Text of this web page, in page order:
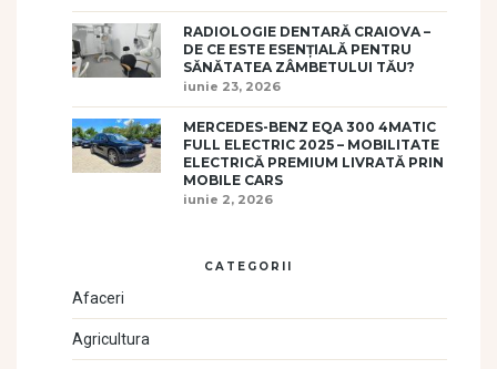
RADIOLOGIE DENTARĂ CRAIOVA –
DE CE ESTE ESENȚIALĂ PENTRU
SĂNĂTATEA ZÂMBETULUI TĂU?
iunie 23, 2026
MERCEDES-BENZ EQA 300 4MATIC
FULL ELECTRIC 2025 – MOBILITATE
ELECTRICĂ PREMIUM LIVRATĂ PRIN
MOBILE CARS
iunie 2, 2026
CATEGORII
Afaceri
Agricultura